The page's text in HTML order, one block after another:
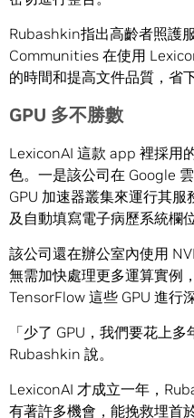
Rubashkin指出高齡者照護
Communities 在使用
的時間和提高文件品質，省
GPU 多不勝數
LexiconAI 這款 app 裡採用
色。一是該公司在 Google
GPU 加速器叢集來運行其
及自動填寫電子病歷系統欄
該公司還在辦公室內使用
無需加快處理更多運算實例
TensorFlow 這些 GPU 進行
「少了 GPU，我們要花上
Rubashkin 說。
LexiconAI 才成立一年，
有著許多機會，能挽救埋首